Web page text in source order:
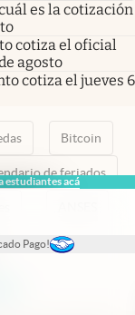
estudiantes acá
Pago!
es la cotización
cotiza el oficial
agosto
cotiza el jueves 6
Bitcoin
de feriados
pestaña
pestaña
nueva pestaña
en nueva pestaña